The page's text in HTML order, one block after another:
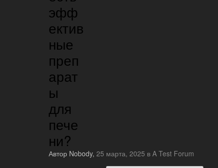
эфф
ектив
ные
преп
арат
ы
для
пече
ни?
Автор Nobody, 25 марта, 2025 в A Test Forum